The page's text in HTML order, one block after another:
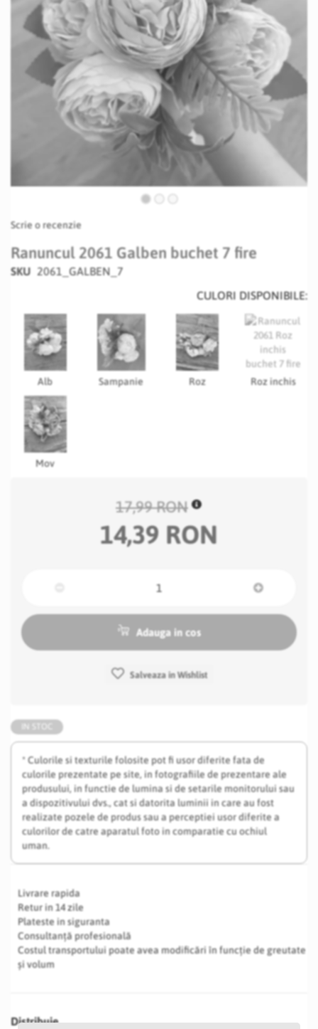
to
beginning
of
gallery
Scrie o recenzie
Ranuncul 2061 Galben buchet 7 fire
SKU 2061_GALBEN_7
* Culorile si texturile folosite pot fi usor diferite fata de
culorile prezentate pe site, in fotografiile de prezentare ale
produsului, in functie de lumina si de setarile monitorului sau
a dispozitivului dvs., cat si datorita luminii in care au fost
realizate pozele de produs sau a perceptiei usor diferite a
culorilor de catre aparatul foto in comparatie cu ochiul
uman.
Livrare rapida
Retur in 14 zile
Plateste in siguranta
Consultanță profesională
Costul transportului poate avea modificări în funcție de greutate
și volum
Distribuie
CULORI DISPONIBILE:
Alb Sampanie Roz Roz inchis
Mov
17,99 RON
14,39 RON
Adauga in cos
Salveaza in Wishlist